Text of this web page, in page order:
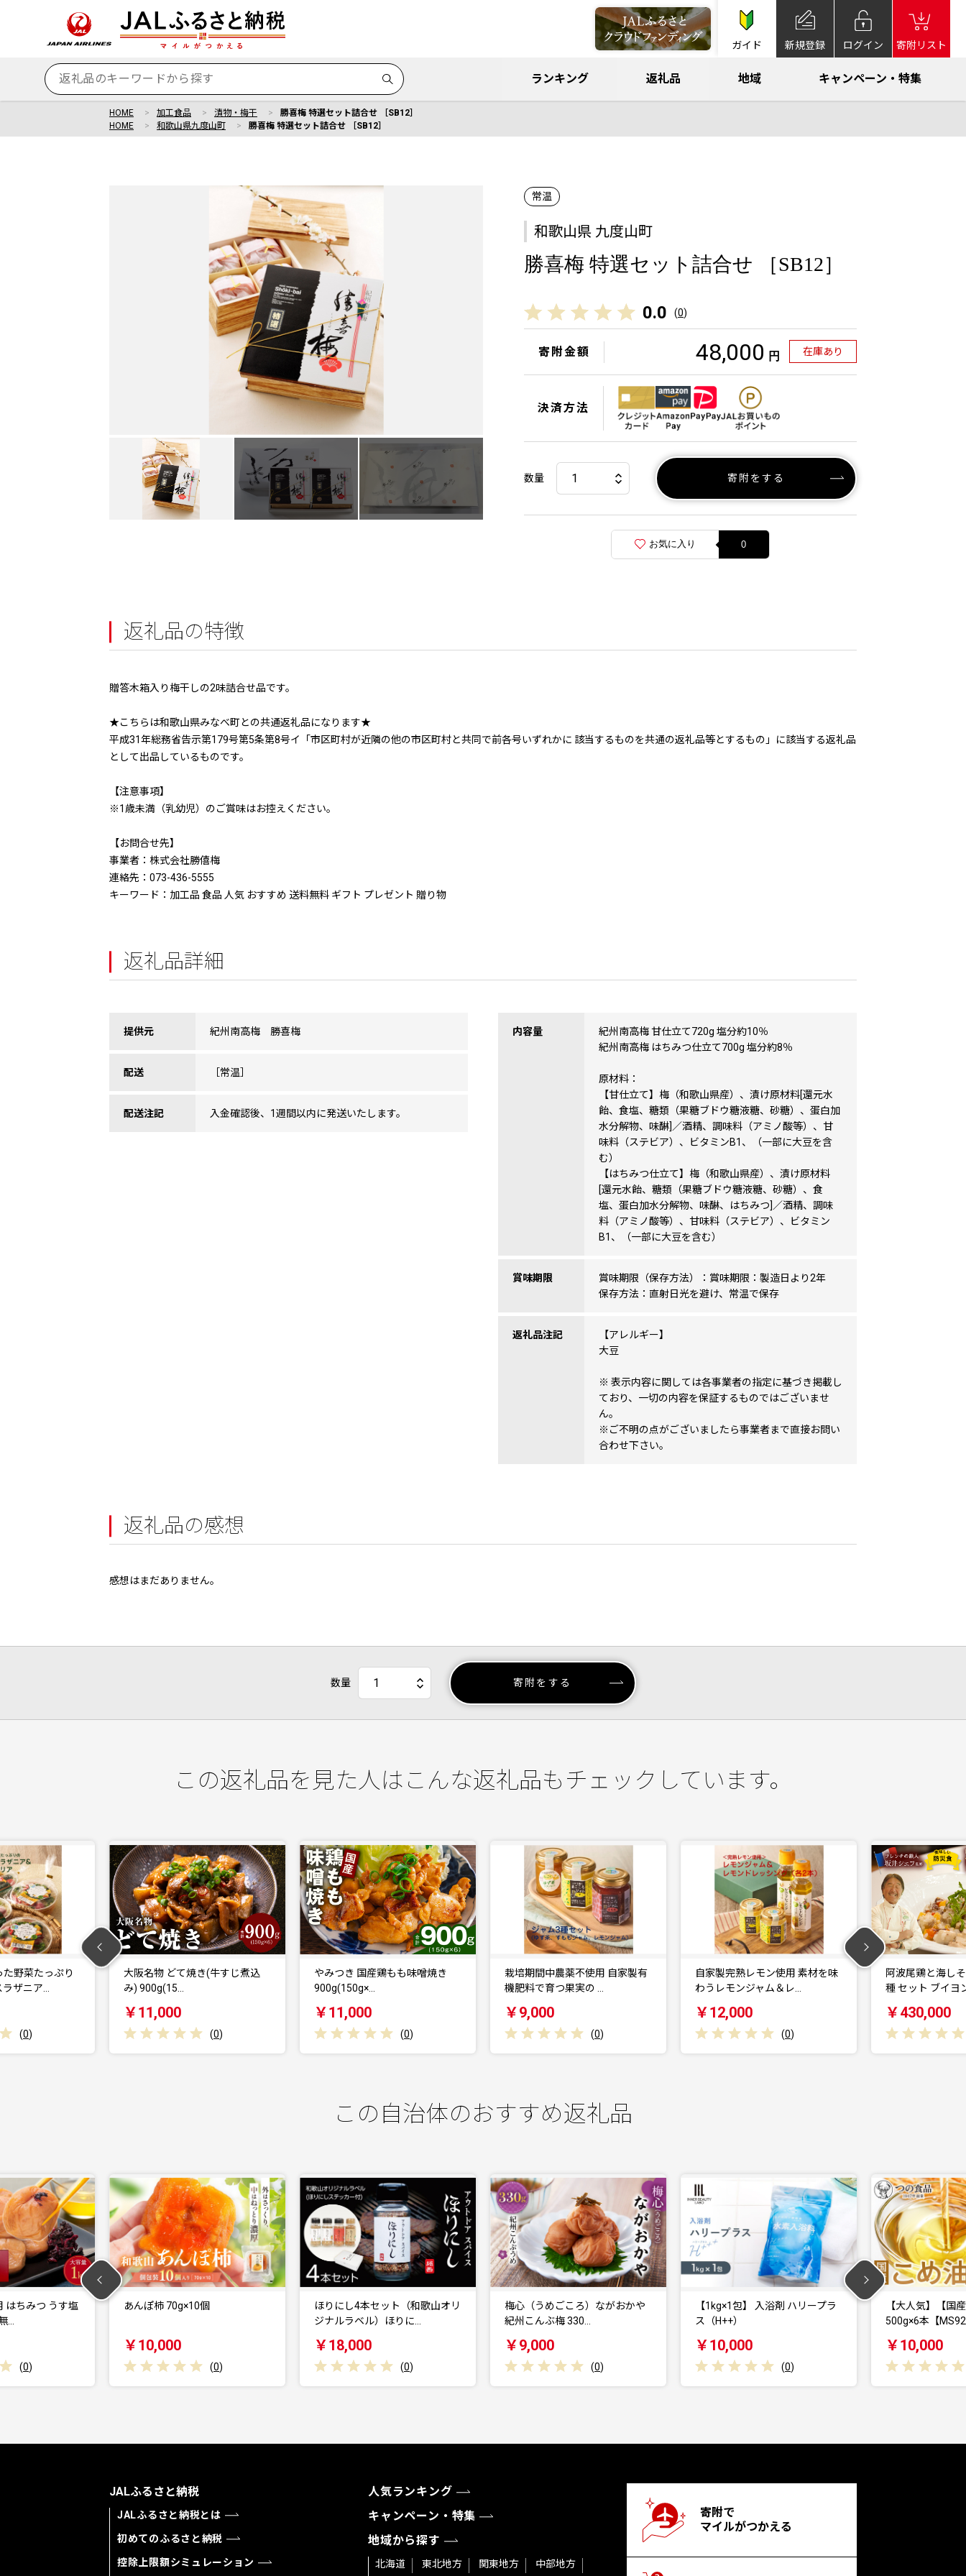
ガイド 新規登録 ログイン 寄附リスト
ランキング 返礼品 地域 キャンペーン・特集
HOME 加工食品 漬物・梅干
勝喜梅 特選セット詰合せ ［SB12］
HOME
和歌山県九度山町 勝喜梅 特選セット詰合せ ［SB12］
常温
和歌山県 九度山町
勝喜梅 特選セット詰合せ ［SB12］
0.0 (0)
寄附金額 48,000 円 在庫あり
決済方法
数量 寄附をする
お気に入り 0
返礼品の特徴
贈答木箱入り梅干しの2味詰合せ品です。
★こちらは和歌山県みなべ町との共通返礼品になります★
平成31年総務省告示第179号第5条第8号イ「市区町村が近隣の他の市区町村と共同で前各号いずれかに 該当するものを共通の返礼品等とするもの」に該当する返礼品
として出品しているものです。
【注意事項】
※1歳未満（乳幼児）のご賞味はお控えください。
【お問合せ先】
事業者：株式会社勝僖梅
連絡先：073-436-5555
キーワード：加工品 食品 人気 おすすめ 送料無料 ギフト プレゼント 贈り物
返礼品詳細
提供元 紀州南高梅 勝喜梅
配送 ［常温］
配送注記 入金確認後、1週間以内に発送いたします。
内容量
紀州南高梅 甘仕立て720g 塩分約10％
紀州南高梅 はちみつ仕立て700g 塩分約8％
原材料：
【甘仕立て】梅（和歌山県産）、漬け原材料[還元水
飴、食塩、糖類（果糖ブドウ糖液糖、砂糖）、蛋白加
水分解物、味醂]／酒精、調味料（アミノ酸等）、甘
味料（ステビア）、ビタミンB1、（一部に大豆を含
む）
【はちみつ仕立て】梅（和歌山県産）、漬け原材料
[還元水飴、糖類（果糖ブドウ糖液糖、砂糖）、食
塩、蛋白加水分解物、味醂、はちみつ]／酒精、調味
料（アミノ酸等）、甘味料（ステビア）、ビタミン
B1、（一部に大豆を含む）
賞味期限
賞味期限（保存方法）：賞味期限：製造日より2年
保存方法：直射日光を避け、常温で保存
返礼品注記
【アレルギー】
大豆
※ 表示内容に関しては各事業者の指定に基づき掲載し
ており、一切の内容を保証するものではございませ
ん。
※ご不明の点がございましたら事業者まで直接お問い
合わせ下さい。
返礼品の感想
感想はまだありません。
数量 寄附をする
この返礼品を見た人はこんな返礼品もチェックしています。
き(牛すじ煮込
(0)
やみつき 国産鶏もも味噌焼き
900g(150g×…
￥11,000
(0)
栽培期間中農薬不使用 自家製有
機肥料で育つ果実の …
￥9,000
(0)
自家製完熟レモン使用 素材を味
わうレモンジャム＆レ…
￥12,000
(0)
阿波尾鶏と海しそのリゾット 2
種 セット ブイヨン…
￥430,000
(0)
阿波尾鶏と海し
食 セット 生クリ…
￥220,000
この自治体のおすすめ返礼品
個
(0)
ほりにし4本セット（和歌山オリ
￥18,000
(0)
梅心（うめごころ）ながおかや
紀州こんぶ梅 330…
￥9,000
(0)
【1kg×1包】 入浴剤 ハリープラ
ス（H++）
￥10,000
(0)
【大人気】【国産】こめ油
500g×6本【MS92…
￥10,000
(0)
アルカリ化 玉
40個入 (3…
￥6,000
JALふるさと納税
JALふるさと納税とは
初めてのふるさと納税
控除上限額シミュレーション
人気ランキング
キャンペーン・特集
地域から探す
北海道 東北地方 関東地方 中部地方
寄附で
マイルがつかえる